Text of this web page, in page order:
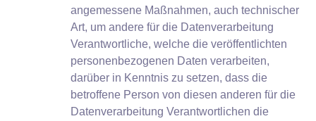
angemessene Maßnahmen, auch technischer
Art, um andere für die Datenverarbeitung
Verantwortliche, welche die veröffentlichten
personenbezogenen Daten verarbeiten,
darüber in Kenntnis zu setzen, dass die
betroffene Person von diesen anderen für die
Datenverarbeitung Verantwortlichen die